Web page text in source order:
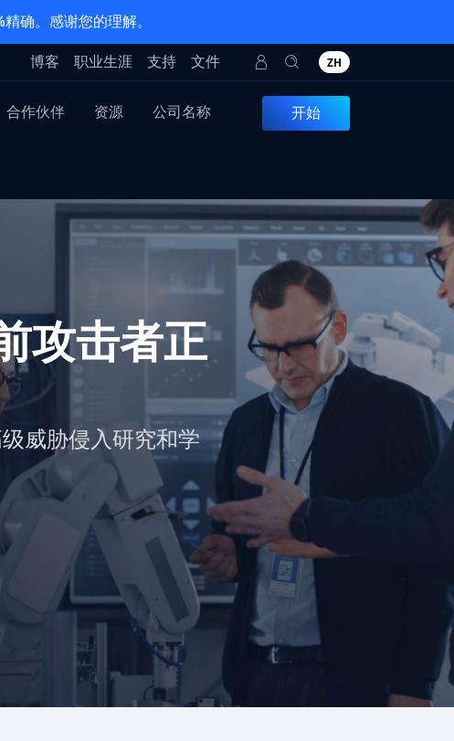
确。感谢您的理解。
博客 职业生涯 支持 文件 ZH
合作伙伴 资源 公司名称 开始
攻击者正
威胁侵入研究和学